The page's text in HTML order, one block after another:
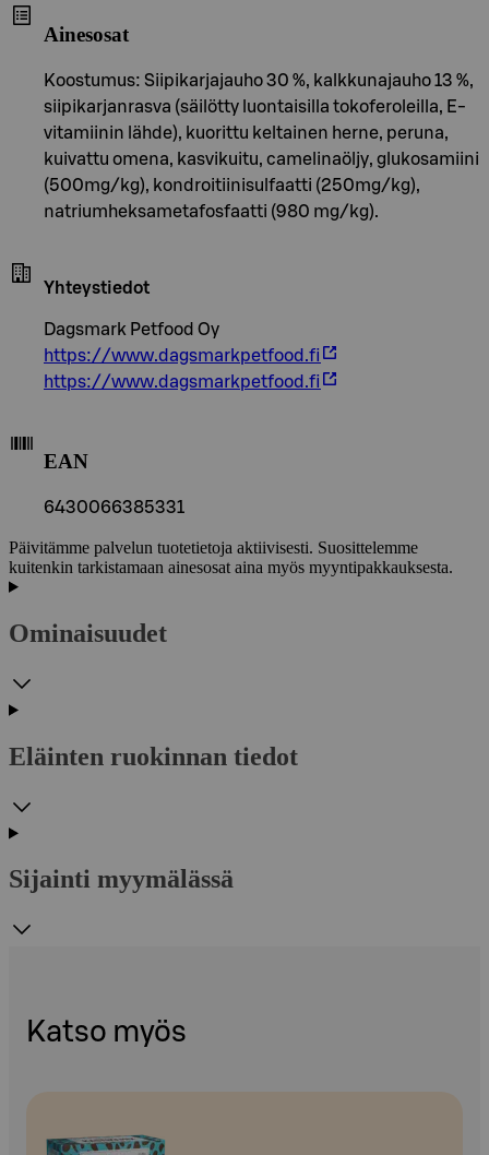
Ainesosat
Koostumus: Siipikarjajauho 30 %, kalkkunajauho 13 %,
siipikarjanrasva (säilötty luontaisilla tokoferoleilla, E-
vitamiinin lähde), kuorittu keltainen herne, peruna,
kuivattu omena, kasvikuitu, camelinaöljy, glukosamiini
(500mg/kg), kondroitiinisulfaatti (250mg/kg),
natriumheksametafosfaatti (980 mg/kg).
Yhteystiedot
Dagsmark Petfood Oy
https://www.dagsmarkpetfood.fi
https://www.dagsmarkpetfood.fi
EAN
6430066385331
Päivitämme palvelun tuotetietoja aktiivisesti. Suosittelemme
kuitenkin tarkistamaan ainesosat aina myös myyntipakkauksesta.
Ominaisuudet
Eläinten ruokinnan tiedot
Sijainti myymälässä
Katso myös